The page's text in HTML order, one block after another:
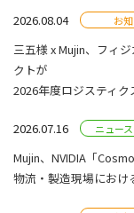
2026.08.04
お
三五様 x Mujin、フィ
クトが
2026年度ロジスティク
2026.07.16 ニュー
Mujin、NVIDIA「
物流・製造現場におけ